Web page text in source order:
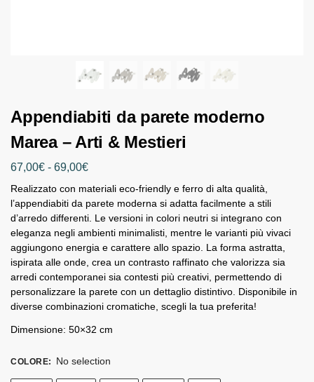
Appendiabiti da parete moderno
Marea – Arti & Mestieri
67,00€ - 69,00€
Realizzato con materiali eco-friendly e ferro di alta qualità,
l’appendiabiti da parete moderna si adatta facilmente a stili
d’arredo differenti. Le versioni in colori neutri si integrano con
eleganza negli ambienti minimalisti, mentre le varianti più vivaci
aggiungono energia e carattere allo spazio. La forma astratta,
ispirata alle onde, crea un contrasto raffinato che valorizza sia
arredi contemporanei sia contesti più creativi, permettendo di
personalizzare la parete con un dettaglio distintivo. Disponibile in
diverse combinazioni cromatiche, scegli la tua preferita!
Dimensione: 50×32 cm
COLORE: No selection